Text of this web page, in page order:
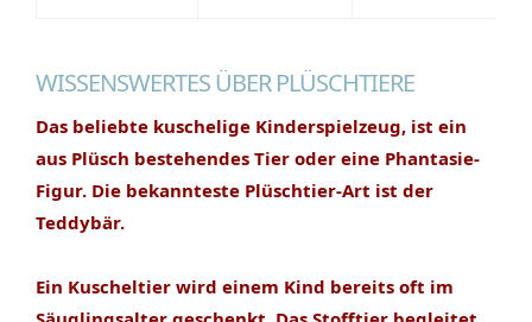
WISSENSWERTES ÜBER PLÜSCHTIERE
Das beliebte kuschelige Kinderspielzeug, ist ein
aus Plüsch bestehendes Tier oder eine Phantasie-
Figur. Die bekannteste Plüschtier-Art ist der
Teddybär.
Ein Kuscheltier wird einem Kind bereits oft im